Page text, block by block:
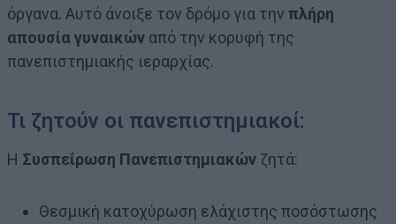
όργανα. Αυτό άνοιξε τον δρόμο για την πλήρη
απουσία γυναικών από την κορυφή της
πανεπιστημιακής ιεραρχίας.
Τι ζητούν οι πανεπιστημιακοί:
Η Συσπείρωση Πανεπιστημιακών ζητά:
Θεσμική κατοχύρωση ελάχιστης ποσόστωσης